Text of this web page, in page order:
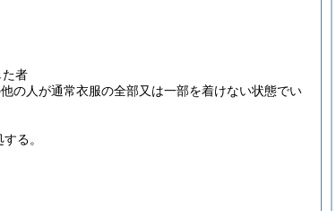
た者
の人が通常衣服の全部又は一部を着けない状態でい
る。